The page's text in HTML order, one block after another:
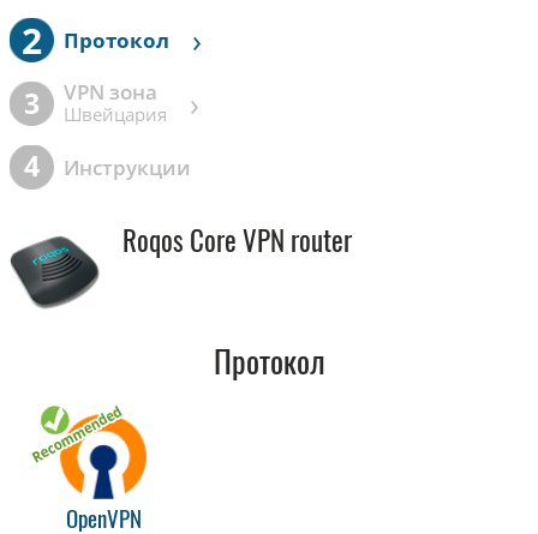
2 Протокол ›
3 VPN зона
Швейцария ›
4 Инструкции
Roqos Core VPN router
Протокол
OpenVPN